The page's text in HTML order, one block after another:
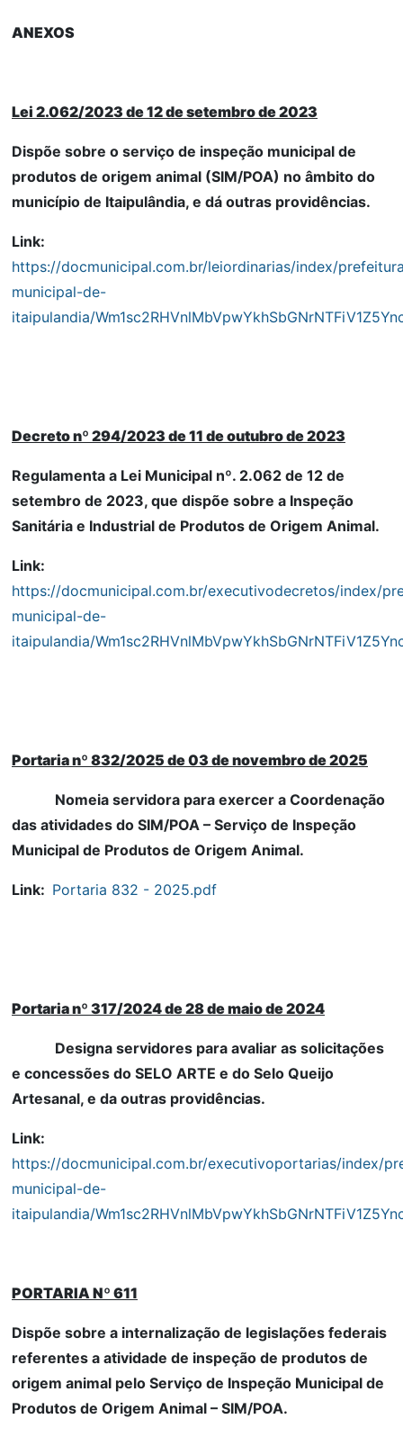
ANEXOS
Lei 2.062/2023 de 12 de setembro de 2023
Dispõe sobre o serviço de inspeção municipal de
produtos de origem animal (SIM/POA) no âmbito do
município de Itaipulândia, e dá outras providências.
Link:
https://docmunicipal.com.br/leiordinarias/index/
municipal-de-
itaipulandia/
Decreto nº 294/2023 de 11 de outubro de 2023
Regulamenta a Lei Municipal nº. 2.062 de 12 de
setembro de 2023, que dispõe sobre a Inspeção
Sanitária e Industrial de Produtos de Origem Animal.
Link:
https://docmunicipal.com.br/executivodecretos/index/
municipal-de-
itaipulandia/
Portaria nº 832/2025 de 03 de novembro de 2025
Nomeia servidora para exercer a Coordenação
das atividades do SIM/POA – Serviço de Inspeção
Municipal de Produtos de Origem Animal.
Link: Portaria 832 - 2025.pdf
Portaria nº 317/2024 de 28 de maio de 2024
Designa servidores para avaliar as solicitações
e concessões do SELO ARTE e do Selo Queijo
Artesanal, e da outras providências.
Link:
https://docmunicipal.com.br/executivoportarias/index/
municipal-de-
itaipulandia/
PORTARIA Nº 611
Dispõe sobre a internalização de legislações federais
referentes a atividade de inspeção de produtos de
origem animal pelo Serviço de Inspeção Municipal de
Produtos de Origem Animal – SIM/POA.